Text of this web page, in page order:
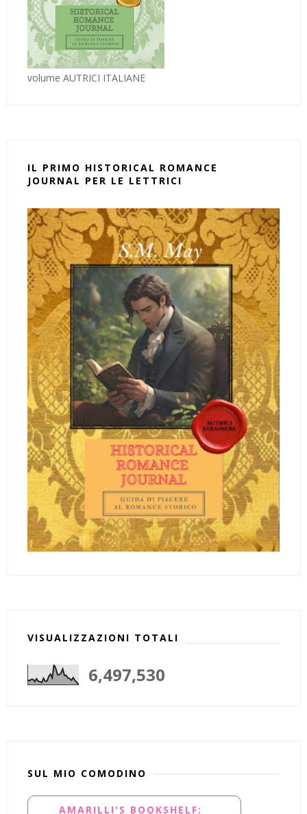
volume AUTRICI ITALIANE
IL PRIMO HISTORICAL ROMANCE
JOURNAL PER LE LETTRICI
VISUALIZZAZIONI TOTALI
6,497,530
SUL MIO COMODINO
AMARILLI'S BOOKSHELF: